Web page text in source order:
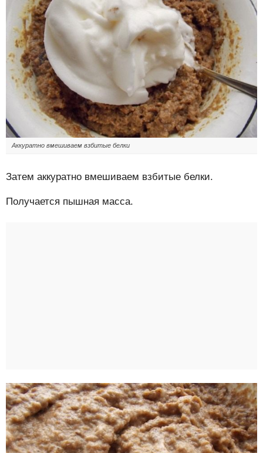
Аккуратно вмешиваем взбитые белки
Затем аккуратно вмешиваем взбитые белки.
Получается пышная масса.